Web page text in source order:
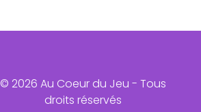
© 2026 Au Coeur du Jeu - Tous
droits réservés